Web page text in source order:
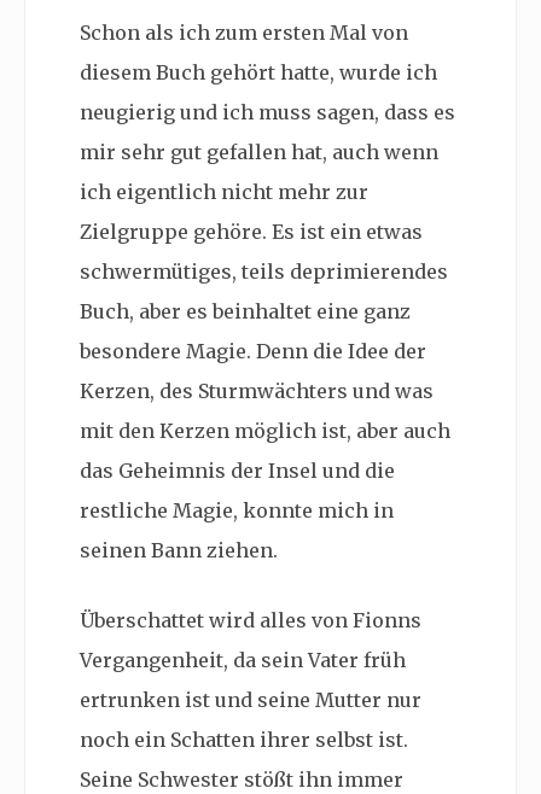
Schon als ich zum ersten Mal von
diesem Buch gehört hatte, wurde ich
neugierig und ich muss sagen, dass es
mir sehr gut gefallen hat, auch wenn
ich eigentlich nicht mehr zur
Zielgruppe gehöre. Es ist ein etwas
schwermütiges, teils deprimierendes
Buch, aber es beinhaltet eine ganz
besondere Magie. Denn die Idee der
Kerzen, des Sturmwächters und was
mit den Kerzen möglich ist, aber auch
das Geheimnis der Insel und die
restliche Magie, konnte mich in
seinen Bann ziehen.
Überschattet wird alles von Fionns
Vergangenheit, da sein Vater früh
ertrunken ist und seine Mutter nur
noch ein Schatten ihrer selbst ist.
Seine Schwester stößt ihn immer